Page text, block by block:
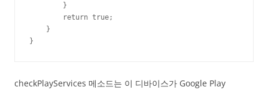
        }
        return true;
    }
}
checkPlayServices 메소드는 이 디바이스가 Google Play